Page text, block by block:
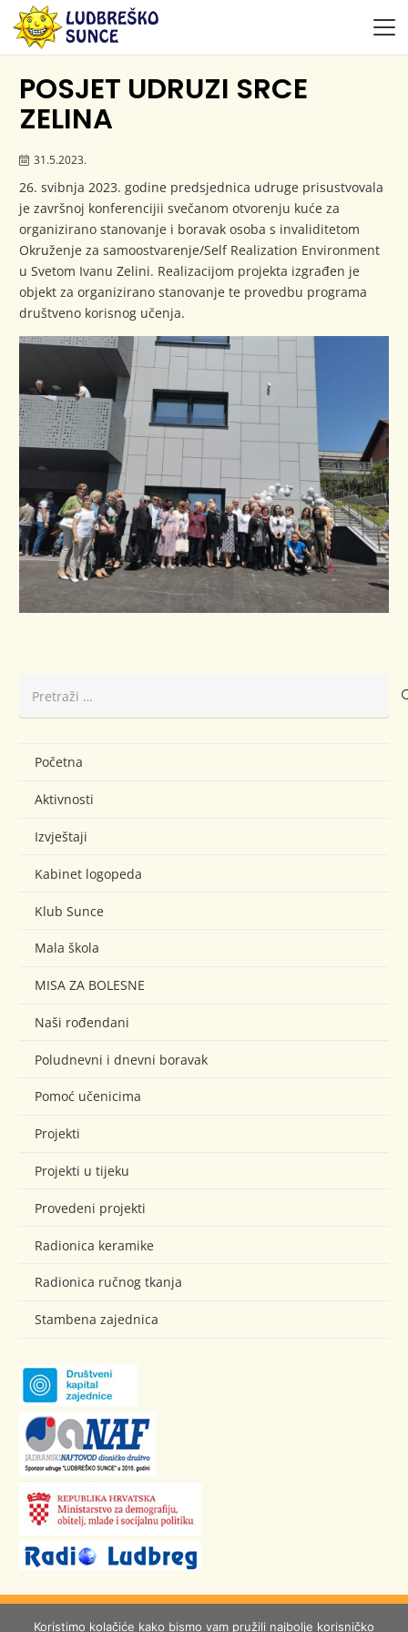
POSJET UDRUZI SRCE
ZELINA
31.5.2023.
26. svibnja 2023. godine predsjednica udruge prisustvovala
je završnoj konferencijii svečanom otvorenju kuće za
organizirano stanovanje i boravak osoba s invaliditetom
Okruženje za samoostvarenje/Self Realization Environment
u Svetom Ivanu Zelini. Realizacijom projekta izgrađen je
objekt za organizirano stanovanje te provedbu programa
društveno korisnog učenja.
Početna
Aktivnosti
Izvještaji
Kabinet logopeda
Klub Sunce
Mala škola
MISA ZA BOLESNE
Naši rođendani
Poludnevni i dnevni boravak
Pomoć učenicima
Projekti
Projekti u tijeku
Provedeni projekti
Radionica keramike
Radionica ručnog tkanja
Stambena zajednica
© Ludbreško Sunce
Koristimo kolačiće kako bismo vam pružili najbolje korisničko